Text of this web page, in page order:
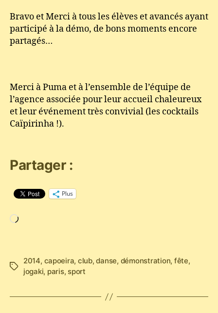
Bravo et Merci à tous les élèves et avancés ayant
participé à la démo, de bons moments encore
partagés…
Merci à Puma et à l’ensemble de l’équipe de
l’agence associée pour leur accueil chaleureux
et leur événement très convivial (les cocktails
Caïpirinha !).
Partager :
Plus
Étiquettes
2014, capoeira, club,danse, démonstration, fête,
jogaki, paris, sport